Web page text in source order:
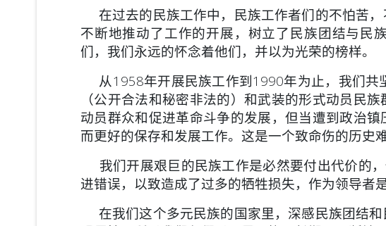
在过去的民族工作中，民族工作者们的不怕苦，
不断地推动了工作的开展，树立了民族团结与民
们， 我们永远的怀念着他们，并以为光荣的榜样。
从1958年开展民族工作到1990年为止，我们共
（公开合法和秘密非法的）和武装的形式动员民
动员群众和促进革命斗争的发展，但当遭到政治
而更好的保存和发展工作。这是一个致命伤的历史
我们开展艰巨的民族工作是必然要付出代价的
进错误，以致造成了过多的牺牲损失，作为领导者
在我们这个多元民族的国家里，深感民族团结和